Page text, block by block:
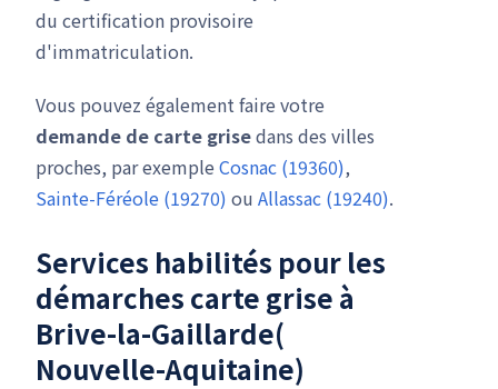
du certification provisoire
d'immatriculation.
Vous pouvez également faire votre
demande de carte grisedans des villes
proches, par exemple Cosnac (19360),
Sainte-Féréole (19270) ou Allassac (19240).
Services habilités pour les
démarches carte grise à
Brive-la-Gaillarde(
Nouvelle-Aquitaine)